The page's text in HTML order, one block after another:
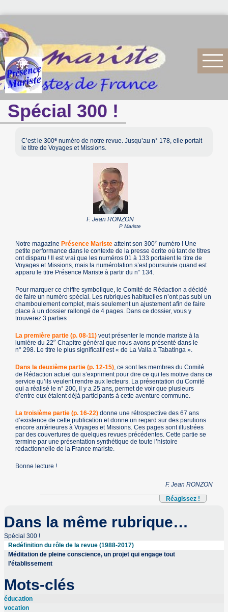
Spécial 300 !
C’est le 300e numéro de notre revue. Jusqu’au n° 178, elle portait
le titre de Voyages et Missions.
F. Jean RONZON
P Mariste
Notre magazinePrésence Mariste atteint son 300e numéro ! Une
petite performance dans le contexte de la presse écrite où tant de titres
ont disparu ! Il est vrai que les numéros 01 à 133 portaient le titre de
Voyages et Missions, mais la numérotation s’est poursuivie quand est
apparu le titre Présence Mariste à partir du n° 134.
Pour marquer ce chiffre symbolique, le Comité de Rédaction a décidé
de faire un numéro spécial. Les rubriques habituelles n’ont pas subi un
chamboulement complet, mais seulement un ajustement afin de faire
place à un dossier rallongé de 4 pages. Dans ce dossier, vous y
trouverez 3 parties :
La première partie (p. 08-11) veut présenter le monde mariste à la
lumière du 22e Chapitre général que nous avons présenté dans le
n° 298. Le titre le plus significatif est « de La Valla à Tabatinga ».
Dans la deuxième partie (p. 12-15) , ce sont les membres du Comité
de Rédaction actuel qui s’expriment pour dire ce qui les motive dans ce
service qu’ils veulent rendre aux lecteurs. La présentation du Comité
qui a réalisé le n° 200, il y a 25 ans, permet de voir que plusieurs
d’entre eux étaient déjà participants à cette aventure commune.
La troisième partie (p. 16-22) donne une rétrospective des 67 ans
d’existence de cette publication et donne un regard sur des parutions
encore antérieures à Voyages et Missions. Ces pages sont illustrées
par des couvertures de quelques revues précédentes. Cette partie se
termine par une présentation synthétique de toute l’histoire
rédactionnelle de la France mariste.
Bonne lecture !
F. Jean RONZON
Réagissez !
Dans la même rubrique…
Spécial 300 !
Redéfinition du rôle de la revue (1988-2017)
Méditation de pleine conscience, un projet qui engage tout
l’établissement
Mots-clés
éducation
vocation